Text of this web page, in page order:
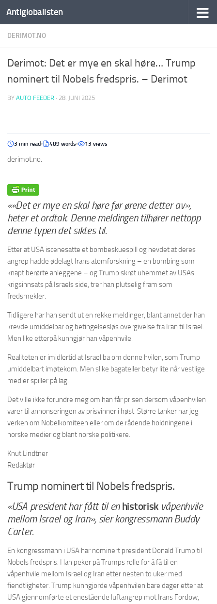
Antiglobalisten
DERIMOT.NO
Derimot: Det er mye en skal høre… Trump
nominert til Nobels fredspris. – Derimot
BY AUTO FEEDER · 28. JUNI 2025
3 min read 489 words 13 views
derimot.no:
««Det er mye en skal høre før ørene detter av»,
heter et ordtak. Denne meldingen tilhører nettopp
denne typen det siktes til.
Etter at USA iscenesatte et bombeskuespill og hevdet at deres
angrep hadde ødelagt Irans atomforskning – en bombing som
knapt berørte anleggene – og Trump skrøt uhemmet av USAs
krigsinnsats på Israels side, trer han plutselig fram som
fredsmekler.
Tidligere har han sendt ut en rekke meldinger, blant annet der han
krevde umiddelbar og betingelsesløs overgivelse fra Iran til Israel.
Men like etterpå kunngjør han våpenhvile.
Realiteten er imidlertid at Israel ba om denne hvilen, som Trump
umiddelbart imøtekom. Men slike bagateller betyr lite når vestlige
medier spiller på lag.
Det ville ikke forundre meg om han får prisen dersom våpenhvilen
varer til annonseringen av prisvinner i høst. Større tanker har jeg
verken om Nobelkomiteen eller om de rådende holdningene i
norske medier og blant norske politikere.
Knut Lindtner
Redaktør
Trump nominert til Nobels fredspris.
«USA president har fått til en historisk våpenhvile
mellom Israel og Iran», sier kongressmann Buddy
Carter.
En kongressmann i USA har nominert president Donald Trump til
Nobels fredspris. Han peker på Trumps rolle for å få til en
våpenhvile mellom Israel og Iran etter nesten to uker med
fiendtligheter. Trump kunngjorde våpenhvilen bare dager etter at
USA gjennomførte et enestående luftangrep mot Irans Fordow,